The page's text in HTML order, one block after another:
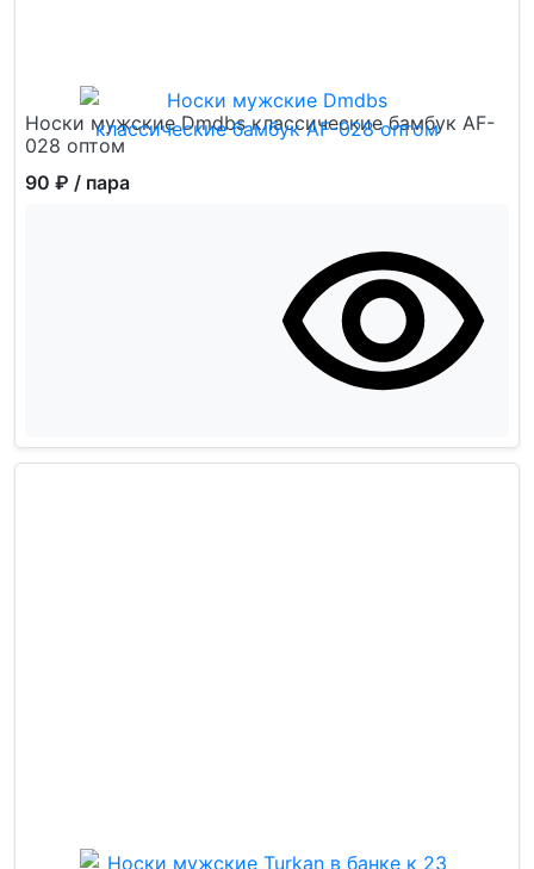
Носки мужские Dmdbs классические бамбук AF-
028 оптом
90 ₽ / пара